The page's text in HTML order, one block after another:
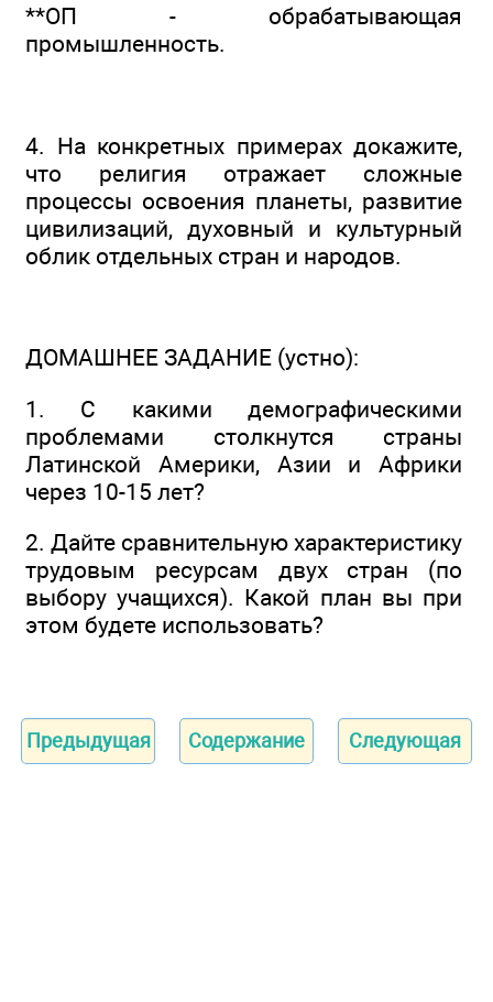
**ОП - обрабатывающая
промышленность.
4. На конкретных примерах докажите,
что религия отражает сложные
процессы освоения планеты, развитие
цивилизаций, духовный и культурный
облик отдельных стран и народов.
ДОМАШНЕЕ ЗАДАНИЕ (устно):
1. С какими демографическими
проблемами столкнутся страны
Латинской Америки, Азии и Африки
через 10-15 лет?
2. Дайте сравнительную характеристику
трудовым ресурсам двух стран (по
выбору учащихся). Какой план вы при
этом будете использовать?
Предыдущая Содержание Следующая